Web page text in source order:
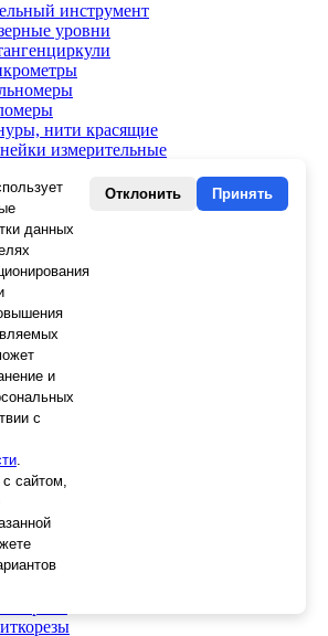
инструмент
уровни
нити красящие
измерительные
уровни
строительные
1
инструмент
для степлера
для вязки
для степлера
инструмент
пистолеты и стержни
крестики, клинья
защиты
данных
и
с
.
сайтом,
Отклонить Принять